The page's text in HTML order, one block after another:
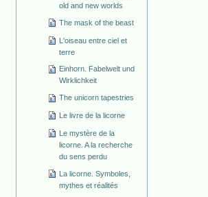
old and new worlds
The mask of the beast
L'oiseau entre ciel et
terre
Einhorn. Fabelwelt und
Wirklichkeit
The unicorn tapestries
Le livre de la licorne
Le mystère de la
licorne. A la recherche
du sens perdu
La licorne. Symboles,
mythes et réalités